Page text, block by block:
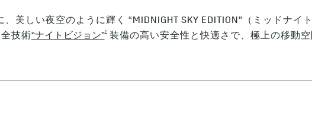
、美しい夜空のように輝く “MIDNIGHT SKY EDITION”（ミッドナ
技術“ナイトビジョン”†装備の高い安全性と快適さで、極上の移動